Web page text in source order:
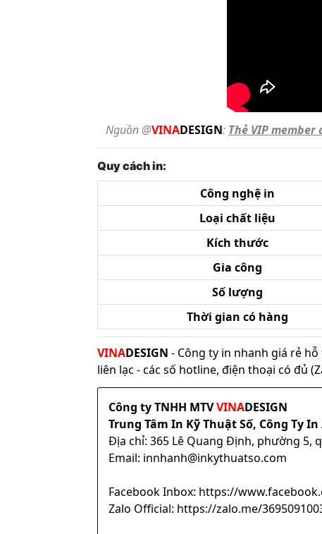
Nguồn @VINADESIGN: Thẻ VIP
Quy cách in:
Công nghệ in
Loại chất liệu
Kích thước
Gia công
Số lượng
Thời gian có hàng
VINADESIGN - Công ty in nhanh giá rẻ
liên lạc - các số hotline, điện thoại có đủ
Công ty TNHH MTVVINADESIGN
Trung Tâm In Kỹ Thuật Số, Công Ty
Địa chỉ: 365 Lê Quang Định, phường 5,
Email: innhanh@inkythuatso.com
Facebook Inbox: https://
Zalo Official: https://zalo.me/